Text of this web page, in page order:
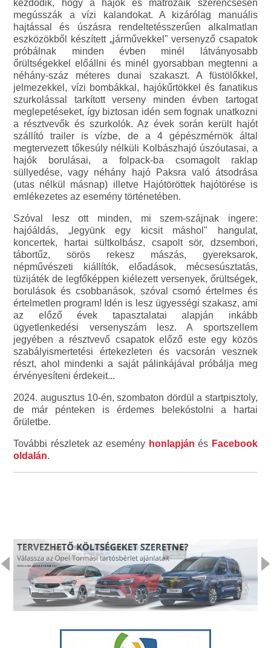
kezdődik, hogy a hajók és matrózaik szerencsésen
megússzák a vízi kalandokat. A kizárólag manuális
hajtással és úszásra rendeltetésszerűen alkalmatlan
eszközökből készített „járművekkel" versenyző csapatok
próbálnak minden évben minél látványosabb
őrültségekkel előállni és minél gyorsabban megtenni a
néhány-száz méteres dunai szakaszt. A füstölőkkel,
jelmezekkel, vízi bombákkal, hajókűrtökkel és fanatikus
szurkolással tarkított verseny minden évben tartogat
meglepetéseket, így biztosan idén sem fognak unatkozni
a résztvevők és szurkolók. Az évek során került hajót
szállító trailer is vízbe, de a 4 gépészmérnök által
megtervezett tőkesúly nélküli Kolbászhajó úszóutasai, a
hajók borulásai, a folpack-ba csomagolt raklap
süllyedése, vagy néhány hajó Paksra való átsodrása
(utas nélkül másnap) illetve Hajótöröttek hajótörése is
emlékezetes az esemény történetében.
Szóval lesz ott minden, mi szem-szájnak ingere:
hajóáldás, „legyünk egy kicsit máshol" hangulat,
koncertek, hartai sültkolbász, csapolt sör, dzsembori,
tábortűz, sörös rekesz mászás, gyereksarok,
népművészeti kiállítók, előadások, mécsesúsztatás,
tüzijáték de legfőképpen kiélezett versenyek, őrültségek,
borulások és csobbanások, szóval csomó értelmes és
értelmetlen program! Idén is lesz ügyességi szakasz, ami
az előző évek tapasztalatai alapján inkább
ügyetlenkedési versenyszám lesz. A sportszellem
jegyében a résztvevő csapatok előző este egy közös
szabályismertetési értekezleten és vacsorán vesznek
részt, ahol mindenki a saját pálinkájával próbálja meg
érvényesíteni érdekeit...
2024. augusztus 10-én, szombaton dördül a startpisztoly,
de már pénteken is érdemes belekóstolni a hartai
őrületbe.
További részletek az esemény honlapján és Facebook
oldalán.